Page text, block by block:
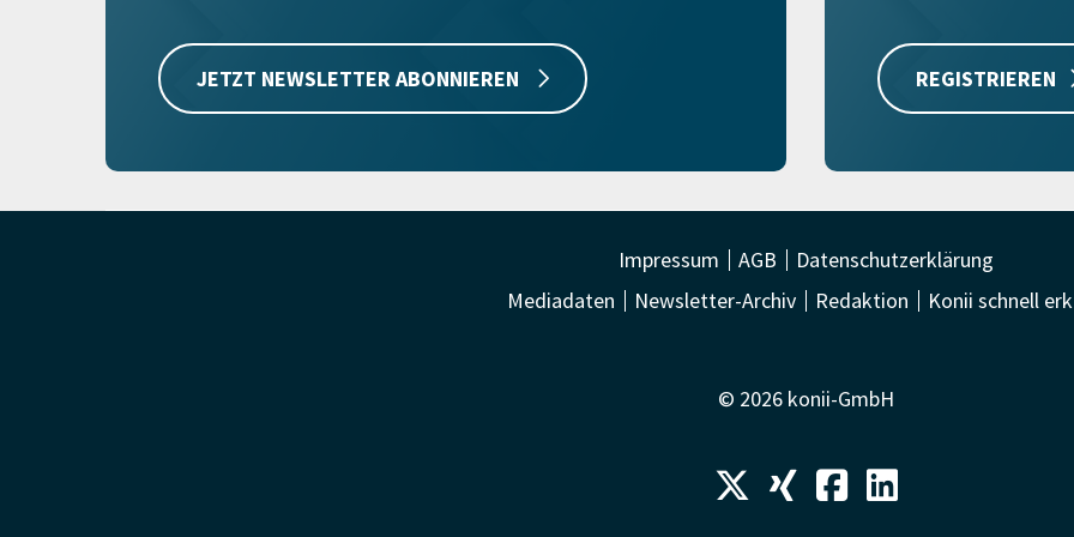
JETZT NEWSLETTER ABONNIEREN REGISTRIEREN
Impressum AGB
Datenschutzerklärung
Mediadaten
Newsletter-Archiv Redaktion Konii schnell
© 2026 konii-GmbH